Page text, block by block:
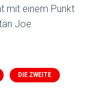
mit einem Punkt
Joe
DIE ZWEITE